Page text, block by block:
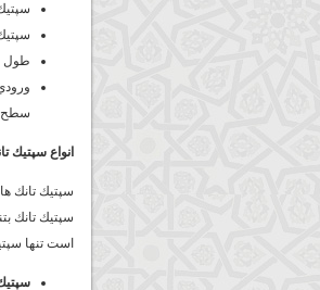
طول
سطح
انواع سپتيك
سپتيك تانك
سپتيك تانك
است تنها